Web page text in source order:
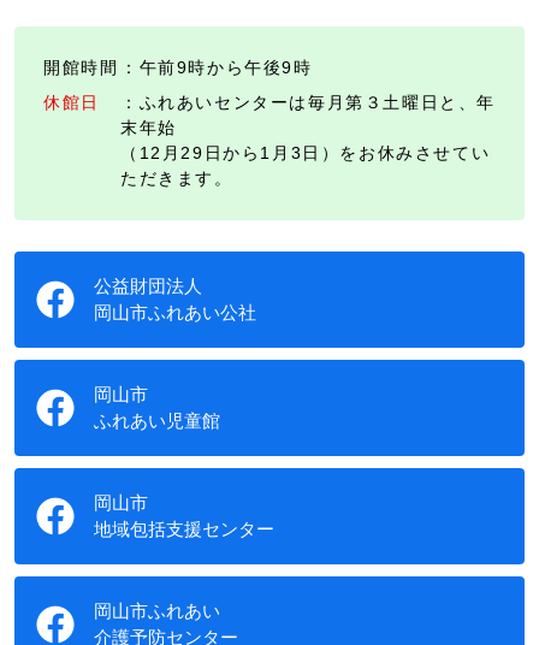
開館時間
：午前9時から午後9時
休館日
：ふれあいセンターは毎月第３土曜日と、年
末年始
（12月29日から1月3日）をお休みさせてい
ただきます。
公益財団法人
岡山市ふれあい公社
岡山市
ふれあい児童館
岡山市
地域包括支援センター
岡山市ふれあい
介護予防センター